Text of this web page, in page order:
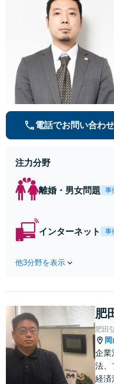
電話でお問い合わせ
注力分野
離婚・男女問題 事
インターネット 事
他3分野を表示
肥
肥田
岡
企業
法、
経済